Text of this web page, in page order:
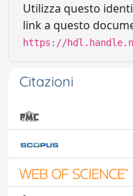
Utilizza questo
link a questo
https://
Citazioni